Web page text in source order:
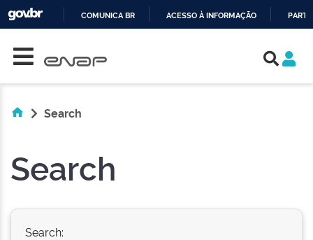
COMUNICA BR ACESSO À INFORMAÇÃO
Search
Search
Search: